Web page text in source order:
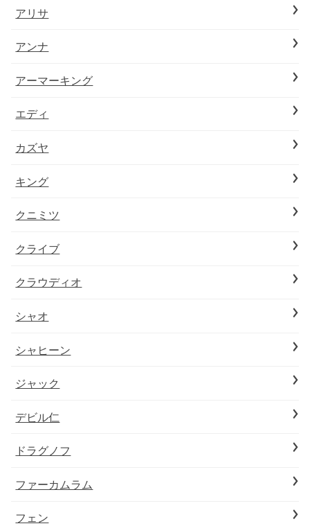
アリサ
アンナ
アーマーキング
エディ
カズヤ
キング
クニミツ
クライブ
クラウディオ
シャオ
シャヒーン
ジャック
デビル仁
ドラグノフ
ファーカムラム
フェン